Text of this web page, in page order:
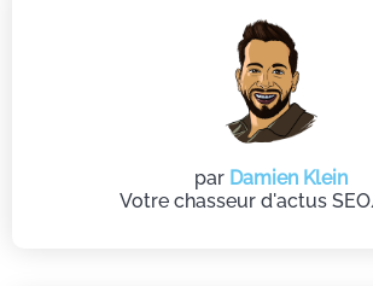
par Damien Klein
Votre chasseur d'actus